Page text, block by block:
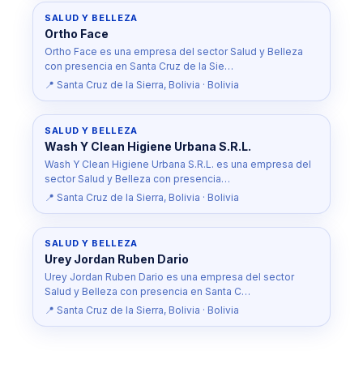
SALUD Y BELLEZA
Ortho Face
Ortho Face es una empresa del sector Salud y Belleza
con presencia en Santa Cruz de la Sie…
📍 Santa Cruz de la Sierra, Bolivia · Bolivia
SALUD Y BELLEZA
Wash Y Clean Higiene Urbana S.R.L.
Wash Y Clean Higiene Urbana S.R.L. es una empresa del
sector Salud y Belleza con presencia…
📍 Santa Cruz de la Sierra, Bolivia · Bolivia
SALUD Y BELLEZA
Urey Jordan Ruben Dario
Urey Jordan Ruben Dario es una empresa del sector
Salud y Belleza con presencia en Santa C…
📍 Santa Cruz de la Sierra, Bolivia · Bolivia